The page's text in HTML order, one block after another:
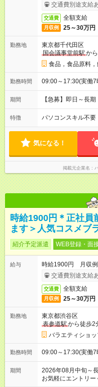
交通費別途支給
交通費 全額支給
月収例 25～30万円
勤務地
東京都千代田区
国会議事堂前駅か
食品，食品原料
勤務時間 09:00～17:30(実働
期間 【急募】即日～長
特徴 パソコンスキル不要
気になる！
掲載元企業名
時給1900円＊正社員
ます＞人気コスメブ
紹介予定派遣 WEB登録・面
給与
時給1900円 月収例
交通費別途支給
交通費 全額支給
月収例 25～30万円
勤務地
東京都渋谷区
表参道駅から徒歩2
バラエティショ
勤務時間 09:00～17:30(実働
期間
2026年08月中旬～
お気軽にエントリ